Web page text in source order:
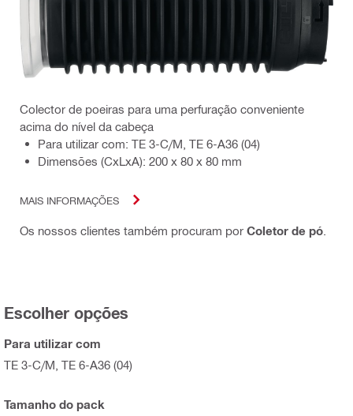
Colector de poeiras para uma perfuração conveniente
acima do nível da cabeça
Para utilizar com: TE 3-C/M, TE 6-A36 (04)
Dimensões (CxLxA): 200 x 80 x 80 mm
MAIS INFORMAÇÕES
Os nossos clientes também procuram por Coletor de pó
Escolher opções
Para utilizar com
TE 3-C/M, TE 6-A36 (04)
Tamanho do pack